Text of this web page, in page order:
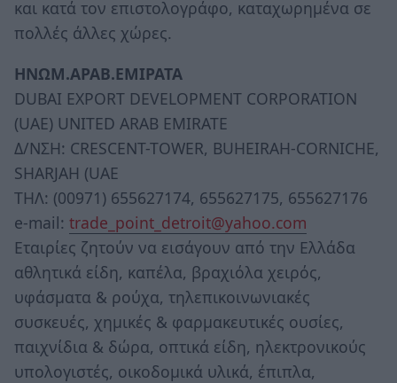
και κατά τον επιστολογράφο, καταχωρημένα σε
πολλές άλλες χώρες.
ΗΝΩΜ.ΑΡΑΒ.ΕΜΙΡΑΤΑ
DUBAI EXPORT DEVELOPMENT CORPORATION
(UAE) UNITED ARAB EMIRATE
Δ/ΝΣΗ: CRESCENT-TOWER, BUHEIRAH-CORNICHE,
SHARJAH (UAE
ΤΗΛ: (00971) 655627174, 655627175, 655627176
e-mail: trade_point_detroit@yahoo.com
Εταιρίες ζητούν να εισάγουν από την Ελλάδα
αθλητικά είδη, καπέλα, βραχιόλα χειρός,
υφάσματα & ρούχα, τηλεπικοινωνιακές
συσκευές, χημικές & φαρμακευτικές ουσίες,
παιχνίδια & δώρα, οπτικά είδη, ηλεκτρονικούς
υπολογιστές, οικοδομικά υλικά, έπιπλα,